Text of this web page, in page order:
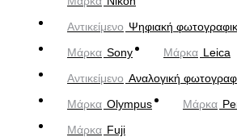
Αντικείμενο Ψηφιακή
Μάρκα Sony Μάρκα Leica
Αντικείμενο Αναλογική
Μάρκα Olympus Μάρκα
Μάρκα Fuji